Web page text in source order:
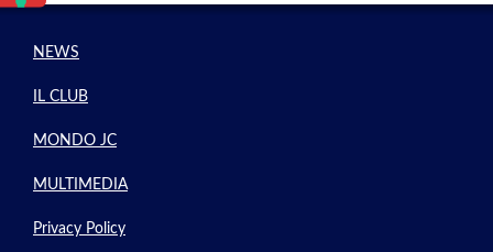
NEWS
IL CLUB
MONDO JC
MULTIMEDIA
Privacy Policy